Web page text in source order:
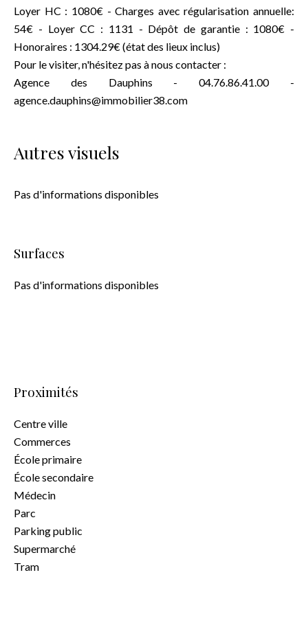
Loyer HC : 1080€ - Charges avec régularisation annuelle:
54€ - Loyer CC : 1131 - Dépôt de garantie : 1080€ -
Honoraires : 1304.29€ (état des lieux inclus)
Pour le visiter, n'hésitez pas à nous contacter :
Agence des Dauphins - 04.76.86.41.00 -
agence.dauphins@immobilier38.com
Autres visuels
Pas d'informations disponibles
Surfaces
Pas d'informations disponibles
Proximités
Centre ville
Commerces
École primaire
École secondaire
Médecin
Parc
Parking public
Supermarché
Tram